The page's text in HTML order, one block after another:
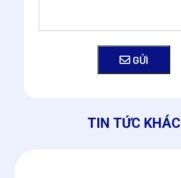
GỬI
TIN TỨC KHÁC